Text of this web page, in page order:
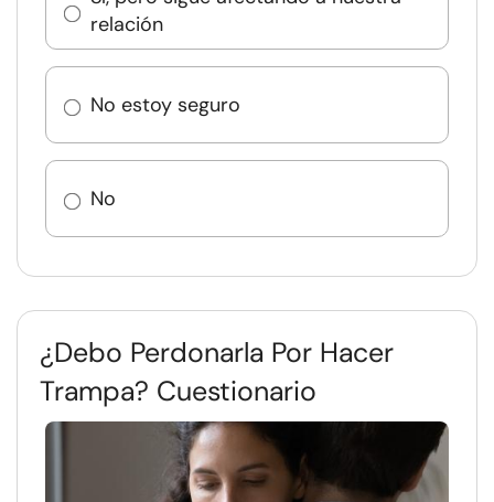
relación
No estoy seguro
No
¿Debo Perdonarla Por Hacer
Trampa? Cuestionario